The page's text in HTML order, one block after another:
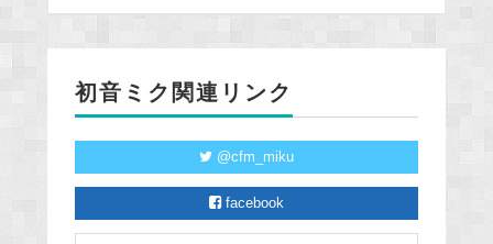
初音ミク関連リンク
@cfm_miku
facebook